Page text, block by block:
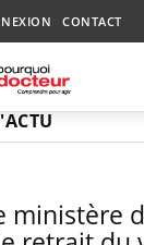
CONTACT
ministère